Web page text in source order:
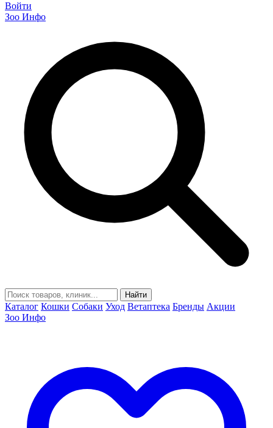
Войти
Зоо Инфо
Найти
Каталог Кошки Собаки Уход Ветаптека Бренды Акции
Зоо Инфо